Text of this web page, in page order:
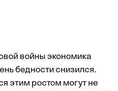
войны экономика
бедности снизился.
этим ростом могут не